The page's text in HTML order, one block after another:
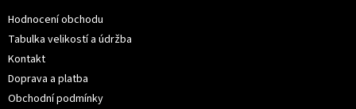
Hodnocení obchodu
Tabulka velikostí a údržba
Kontakt
Doprava a platba
Obchodní podmínky